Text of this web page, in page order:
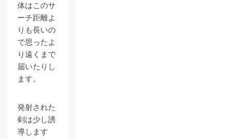
体はこのサ
ーチ距離よ
りも長いの
で思ったよ
り遠くまで
届いたりし
ます。
発射された
剣は少し誘
導します